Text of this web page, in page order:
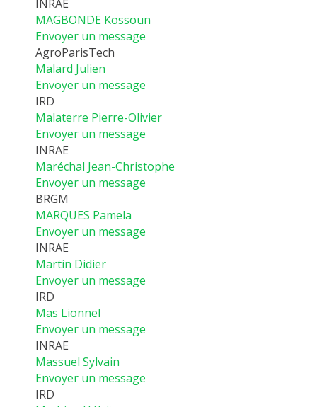
INRAE
MAGBONDE Kossoun
Envoyer un message
AgroParisTech
Malard Julien
Envoyer un message
IRD
Malaterre Pierre-Olivier
Envoyer un message
INRAE
Maréchal Jean-Christophe
Envoyer un message
BRGM
MARQUES Pamela
Envoyer un message
INRAE
Martin Didier
Envoyer un message
IRD
Mas Lionnel
Envoyer un message
INRAE
Massuel Sylvain
Envoyer un message
IRD